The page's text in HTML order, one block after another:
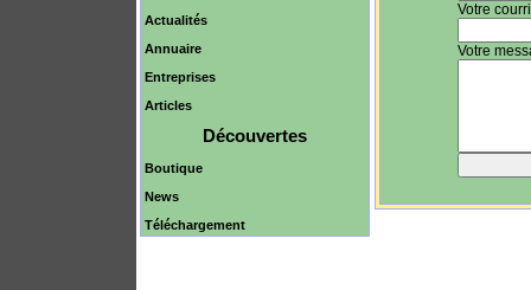
Actualités
Annuaire
Entreprises
Articles
Découvertes
Boutique
News
Téléchargement
Votre
Votre